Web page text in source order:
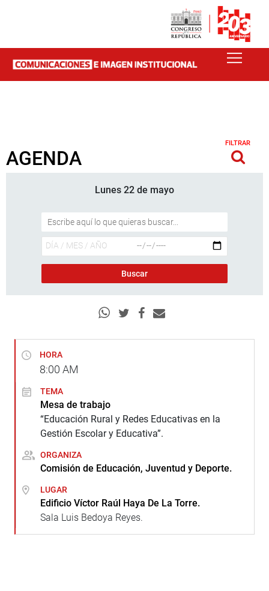
AGENDA
FILTRAR
Lunes 22 de mayo
HORA
8:00 AM
TEMA
Mesa de trabajo
“Educación Rural y Redes Educativas en la
Gestión Escolar y Educativa”.
ORGANIZA
Comisión de Educación, Juventud y Deporte.
LUGAR
Edificio Víctor Raúl Haya De La Torre.
Sala Luis Bedoya Reyes.